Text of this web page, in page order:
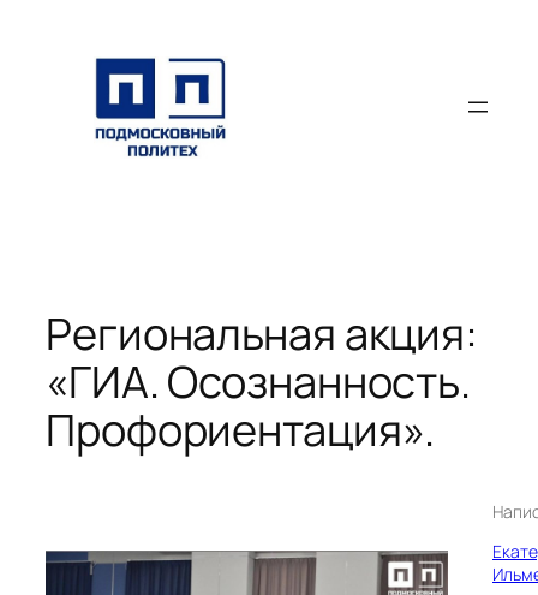
содержимому
Региональная акция:
«ГИА. Осознанность.
Профориентация».